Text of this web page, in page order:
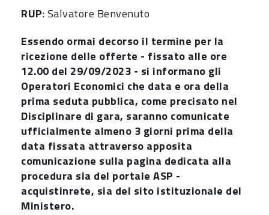
RUP: Salvatore Benvenuto
Essendo ormai decorso il termine per la
ricezione delle offerte - fissato alle ore
12.00 del 29/09/2023 - si informano gli
Operatori Economici che data e ora della
prima seduta pubblica, come precisato nel
Disciplinare di gara, saranno comunicate
ufficialmente almeno 3 giorni prima della
data fissata attraverso apposita
comunicazione sulla pagina dedicata alla
procedura sia del portale ASP -
acquistinrete, sia del sito istituzionale del
Ministero.